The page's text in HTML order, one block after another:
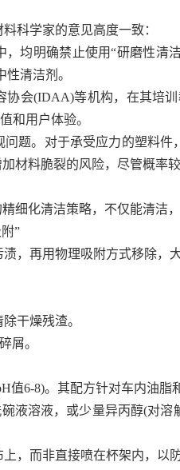
科学家的意见高度一致：
均明确禁止使用“研磨性清洁
清洁剂。
协会(IDAA)等机构，在其培
和用户体验。
题。对于承受应力的塑料件
材料脆裂的风险，尽管概率较
细化清洁策略，不仅能清洁
”
，再用物理吸附方式移除，
干燥残渣。
屑。
值6-8)。其配方针对车内油脂
液溶液，或少量异丙醇(对
，而非直接喷在杯架内，以